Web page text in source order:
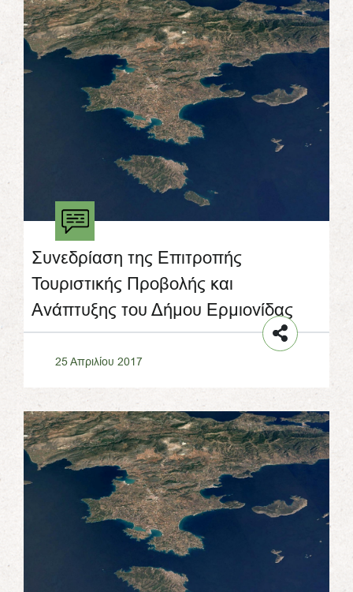
Συνεδρίαση της Επιτροπής
Τουριστικής Προβολής και
Ανάπτυξης του Δήμου Ερμιονίδας
25 Απριλίου 2017